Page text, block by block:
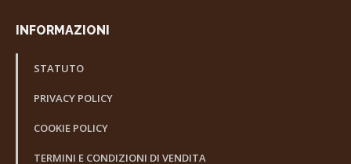
INFORMAZIONI
STATUTO
PRIVACY POLICY
COOKIE POLICY
TERMINI E CONDIZIONI DI VENDITA